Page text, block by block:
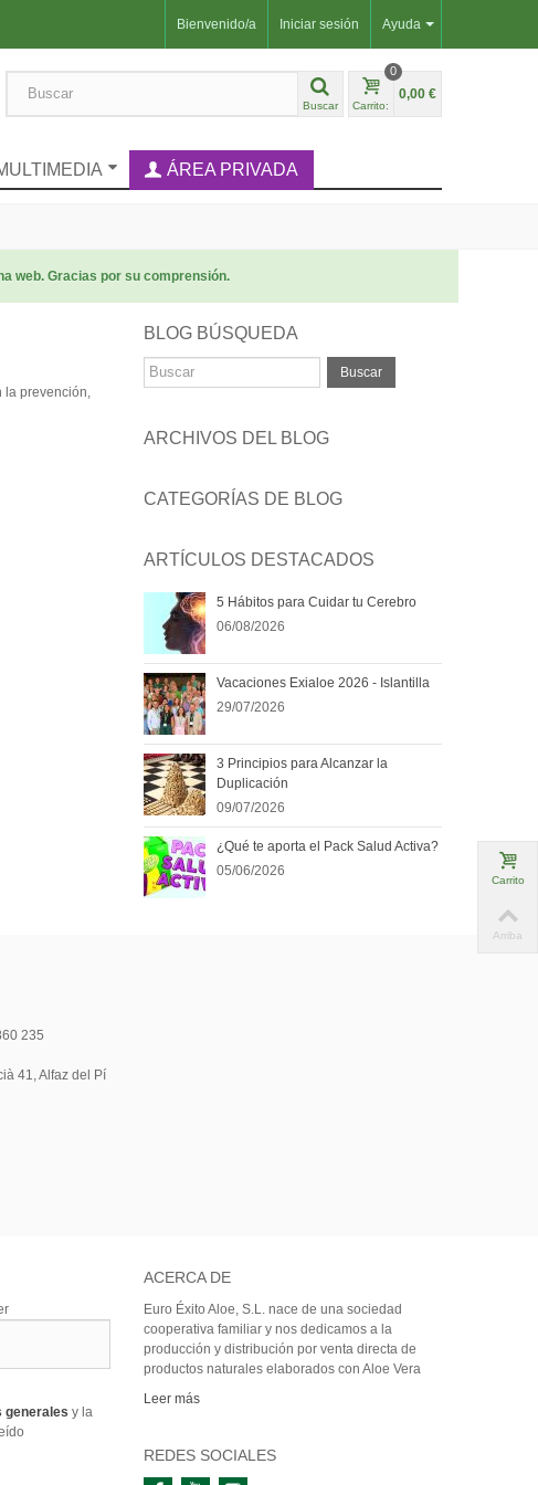
Ayuda
Bienvenido/a Iniciar sesión
Buscar Carrito:
0
0,00 €
ÁREA PRIVADA
web. Gracias por su comprensión.
la prevención,
BLOG BÚSQUEDA
Buscar
ARCHIVOS DEL BLOG
CATEGORÍAS DE BLOG
ARTÍCULOS DESTACADOS
5 Hábitos para Cuidar tu Cerebro
06/08/2026
Vacaciones Exialoe 2026 - Islantilla
29/07/2026
3 Principios para Alcanzar la
Duplicación
09/07/2026
¿Qué te aporta el Pack Salud Activa?
05/06/2026
235
41, Alfaz del Pí
generales y la
ACERCA DE
Euro Éxito Aloe, S.L. nace de una sociedad
cooperativa familiar y nos dedicamos a la
producción y distribución por venta directa de
productos naturales elaborados con Aloe Vera
Leer más
REDES SOCIALES
Carrito
Arriba